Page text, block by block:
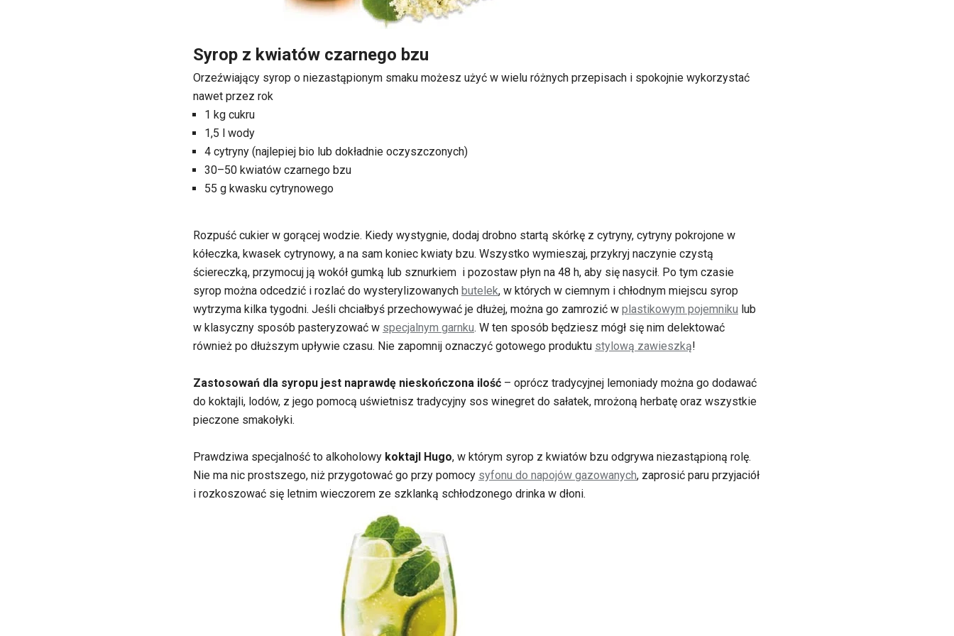
Syrop z kwiatów czarnego bzu
Orzeźwiający syrop o niezastąpionym smaku możesz użyć w wielu różnych przepisach i spokojnie wykorzystać
nawet przez rok
1 kg cukru
1,5 l wody
4 cytryny (najlepiej bio lub dokładnie oczyszczonych)
30–50 kwiatów czarnego bzu
55 g kwasku cytrynowego
Rozpuść cukier w gorącej wodzie. Kiedy wystygnie, dodaj drobno startą skórkę z cytryny, cytryny pokrojone w
kółeczka, kwasek cytrynowy, a na sam koniec kwiaty bzu. Wszystko wymieszaj, przykryj naczynie czystą
ściereczką, przymocuj ją wokół gumką lub sznurkiem i pozostaw płyn na 48 h, aby się nasycił. Po tym czasie
syrop można odcedzić i rozlać do wysterylizowanych butelek, w których w ciemnym i chłodnym miejscu syrop
wytrzyma kilka tygodni. Jeśli chciałbyś przechowywać je dłużej, można go zamrozić w plastikowym pojemniku lub
w klasyczny sposób pasteryzować w specjalnym garnku. W ten sposób będziesz mógł się nim delektować
również po dłuższym upływie czasu. Nie zapomnij oznaczyć gotowego produktu stylową zawieszką!
Zastosowań dla syropu jest naprawdę nieskończona ilość – oprócz tradycyjnej lemoniady można go dodawać
do koktajli, lodów, z jego pomocą uświetnisz tradycyjny sos winegret do sałatek, mrożoną herbatę oraz wszystkie
pieczone smakołyki.
Prawdziwa specjalność to alkoholowy koktajl Hugo, w którym syrop z kwiatów bzu odgrywa niezastąpioną rolę.
Nie ma nic prostszego, niż przygotować go przy pomocy syfonu do napojów gazowanych, zaprosić paru przyjaciół
i rozkoszować się letnim wieczorem ze szklanką schłodzonego drinka w dłoni.